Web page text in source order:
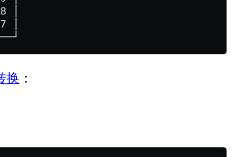
│
│
换 ：